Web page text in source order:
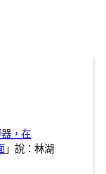
器，在
」說：林湖